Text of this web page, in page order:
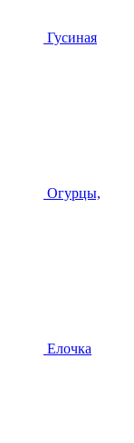
Гусиная
Огурцы,
Елочка